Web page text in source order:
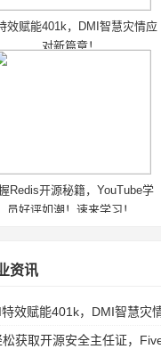
效赋能401k，DMI智慧灾情应
对新篇章！
Redis开源秘籍，YouTube学
员好评如潮！速来学习！
资讯
效赋能401k，DMI智慧灾
松获取开源安全主任证，